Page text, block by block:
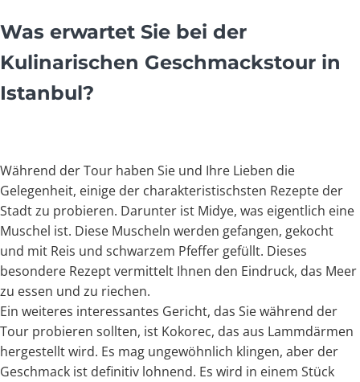
Was erwartet Sie bei der
Kulinarischen Geschmackstour in
Istanbul?
Während der Tour haben Sie und Ihre Lieben die
Gelegenheit, einige der charakteristischsten Rezepte der
Stadt zu probieren. Darunter ist Midye, was eigentlich eine
Muschel ist. Diese Muscheln werden gefangen, gekocht
und mit Reis und schwarzem Pfeffer gefüllt. Dieses
besondere Rezept vermittelt Ihnen den Eindruck, das Meer
zu essen und zu riechen.
Ein weiteres interessantes Gericht, das Sie während der
Tour probieren sollten, ist Kokorec, das aus Lammdärmen
hergestellt wird. Es mag ungewöhnlich klingen, aber der
Geschmack ist definitiv lohnend. Es wird in einem Stück